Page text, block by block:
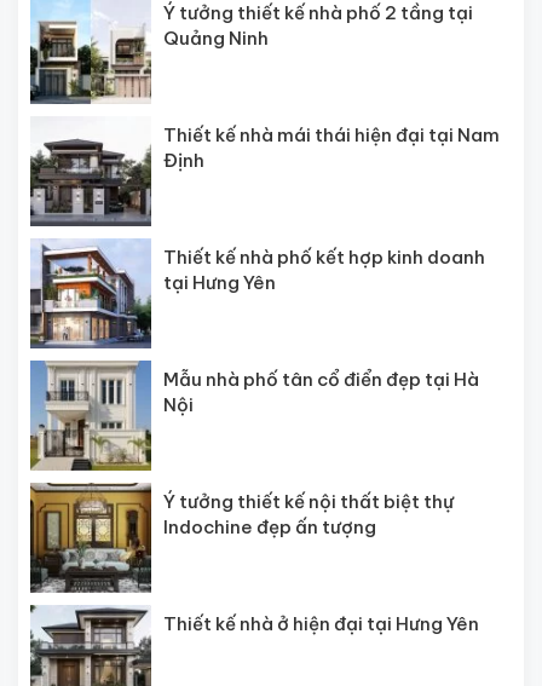
Ý tưởng thiết kế nhà phố 2 tầng tại
Quảng Ninh
Thiết kế nhà mái thái hiện đại tại Nam
Định
Thiết kế nhà phố kết hợp kinh doanh
tại Hưng Yên
Mẫu nhà phố tân cổ điển đẹp tại Hà
Nội
Ý tưởng thiết kế nội thất biệt thự
Indochine đẹp ấn tượng
Thiết kế nhà ở hiện đại tại Hưng Yên